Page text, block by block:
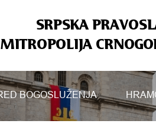
SRPSKA
MITROPOLIJA
BOGOSLUŽENJA